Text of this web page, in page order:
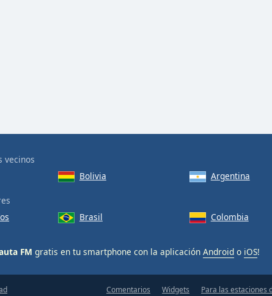
vecinos
Bolivia Argentina
Brasil Colombia
FM gratis en tu smartphone con la aplicación Android o iOS!
Comentarios Widgets Para las estaciones